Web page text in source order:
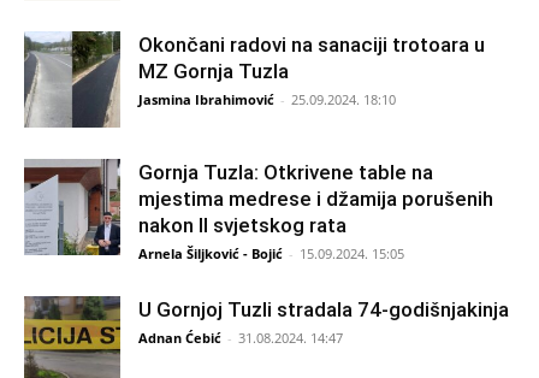
Okončani radovi na sanaciji trotoara u
MZ Gornja Tuzla
Jasmina Ibrahimović - 25.09.2024. 18:10
Gornja Tuzla: Otkrivene table na
mjestima medrese i džamija porušenih
nakon II svjetskog rata
Arnela Šiljković - Bojić - 15.09.2024. 15:05
U Gornjoj Tuzli stradala 74-godišnjakinja
Adnan Ćebić - 31.08.2024. 14:47